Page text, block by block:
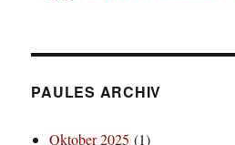
PAULES ARCHIV
Oktober 2025 (1)